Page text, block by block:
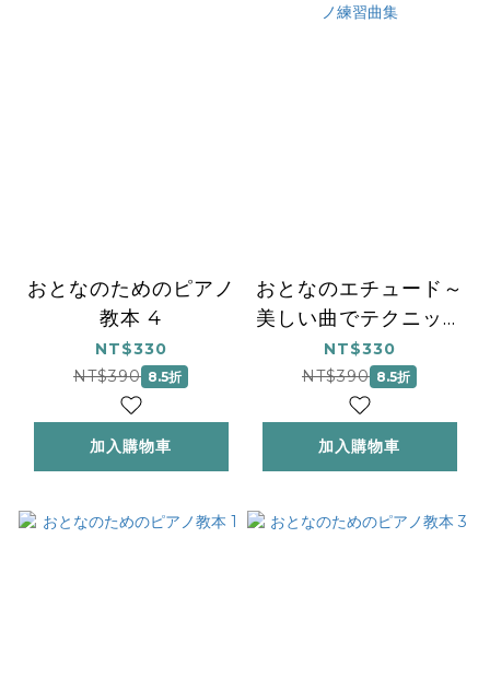
おとなのためのピアノ
教本 4
NT$330
NT$390 8.5折
加入購物車
おとなのエチュード～
美しい曲でテクニック
が身につくピアノ練習
曲集
NT$330
NT$390 8.5折
加入購物車